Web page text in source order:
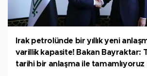
Irak petrolünde bir yıllık yeni
varillik kapasite! Bakan Bayraktar:
tarihi bir anlaşma ile tamamlıyoruz